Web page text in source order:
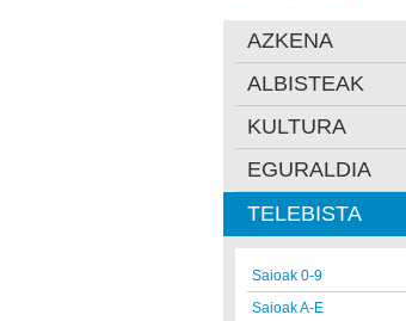
AZKENA
ALBISTEAK
KULTURA
EGURALDIA
TELEBISTA
Saioak 0-9
Saioak A-E